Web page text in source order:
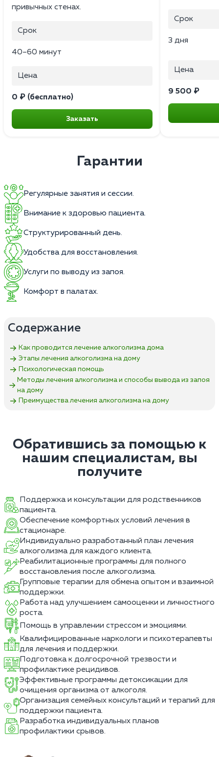
привычных стенах.
Срок
40–60 минут
Цена
0 ₽ (бесплатно)
Заказать
Срок
3 дня
Цена
9 500 ₽
Гарантии
Регулярные занятия и сессии.
Внимание к здоровью пациента.
Структурированный день.
Удобства для восстановления.
Услуги по выводу из запоя.
Комфорт в палатах.
Содержание
Как проводится лечение алкоголизма дома
Этапы лечения алкоголизма на дому
Психологическая помощь
Методы лечения алкоголизма и способы вывода из запоя
на дому
Преимущества лечения алкоголизма на дому
Обратившись за помощью к
нашим специалистам, вы
получите
Поддержка и консультации для родственников
пациента.
Обеспечение комфортных условий лечения в
стационаре.
Индивидуально разработанный план лечения
алкоголизма для каждого клиента.
Реабилитационные программы для полного
восстановления после алкоголизма.
Групповые терапии для обмена опытом и взаимной
поддержки.
Работа над улучшением самооценки и личностного
роста.
Помощь в управлении стрессом и эмоциями.
Квалифицированные наркологи и психотерапевты
для лечения и поддержки.
Подготовка к долгосрочной трезвости и
профилактике рецидивов.
Эффективные программы детоксикации для
очищения организма от алкоголя.
Организация семейных консультаций и терапий для
поддержки пациента.
Разработка индивидуальных планов
профилактики срывов.